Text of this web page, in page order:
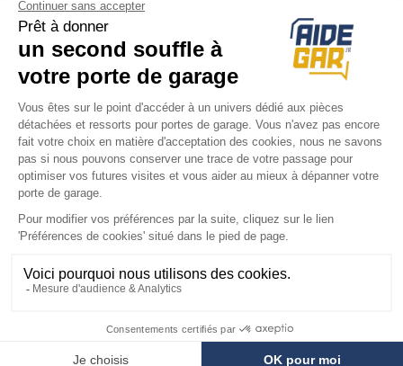
ACCESSOIRES
Mandrins pour
ressorts Hörmann de
diamètre intérieur
95mm
Prix
109,90 €